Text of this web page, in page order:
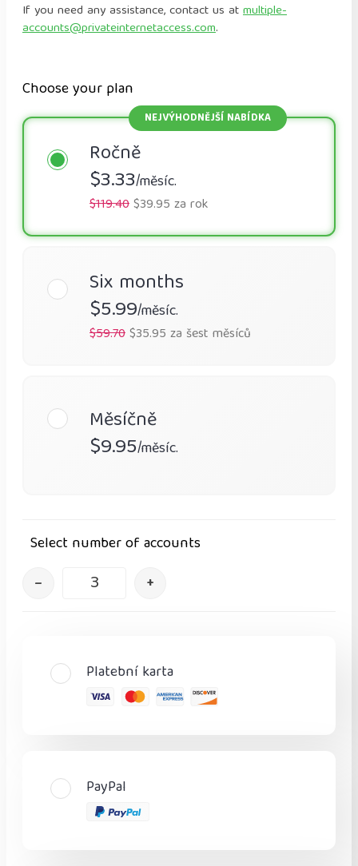
If you need any assistance, contact us atmultiple-
accounts@privateinternetaccess.com.
Choose your plan
Ročně
$3.33/měsíc.
$119.40$39.95 za rok
Six months
$5.99/měsíc.
$59.70$35.95 za šest měsíců
Měsíčně
$9.95/měsíc.
Select number of accounts
– +
Platební karta
PayPal